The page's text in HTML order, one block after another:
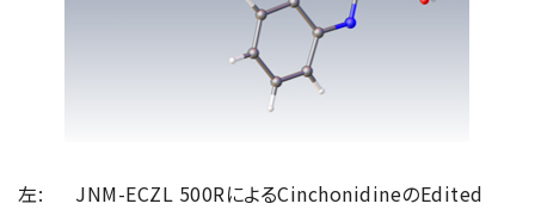
左: JNM-ECZL 500RによるCinchonidineのEdited